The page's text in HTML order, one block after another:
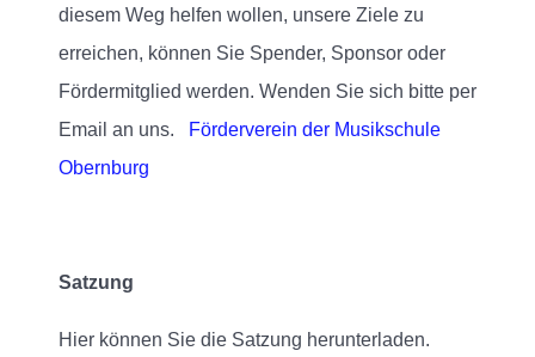
diesem Weg helfen wollen, unsere Ziele zu
erreichen, können Sie Spender, Sponsor oder
Fördermitglied werden. Wenden Sie sich bitte per
Email an uns.
Förderverein der Musikschule
Obernburg
Satzung
Hier können Sie die Satzung herunterladen.